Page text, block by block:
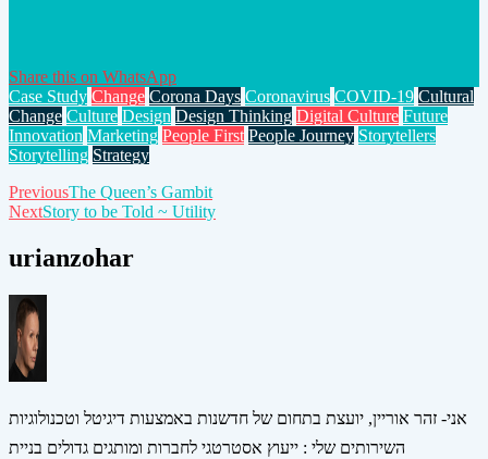
Share this on WhatsApp
Case Study Change Corona Days Coronavirus COVID-19 Cultural
Change Culture Design Design Thinking Digital Culture Future
Innovation Marketing People First People Journey Storytellers
Storytelling Strategy
Post
navigation
PreviousThe Queen’s Gambit
NextStory to be Told ~ Utility
urianzohar
אני- זהר אוריין, יועצת בתחום של חדשנות באמצעות דיגיטל וטכנולוגיות
השירותים שלי : ייעוץ אסטרטגי לחברות ומותגים גדולים בניית